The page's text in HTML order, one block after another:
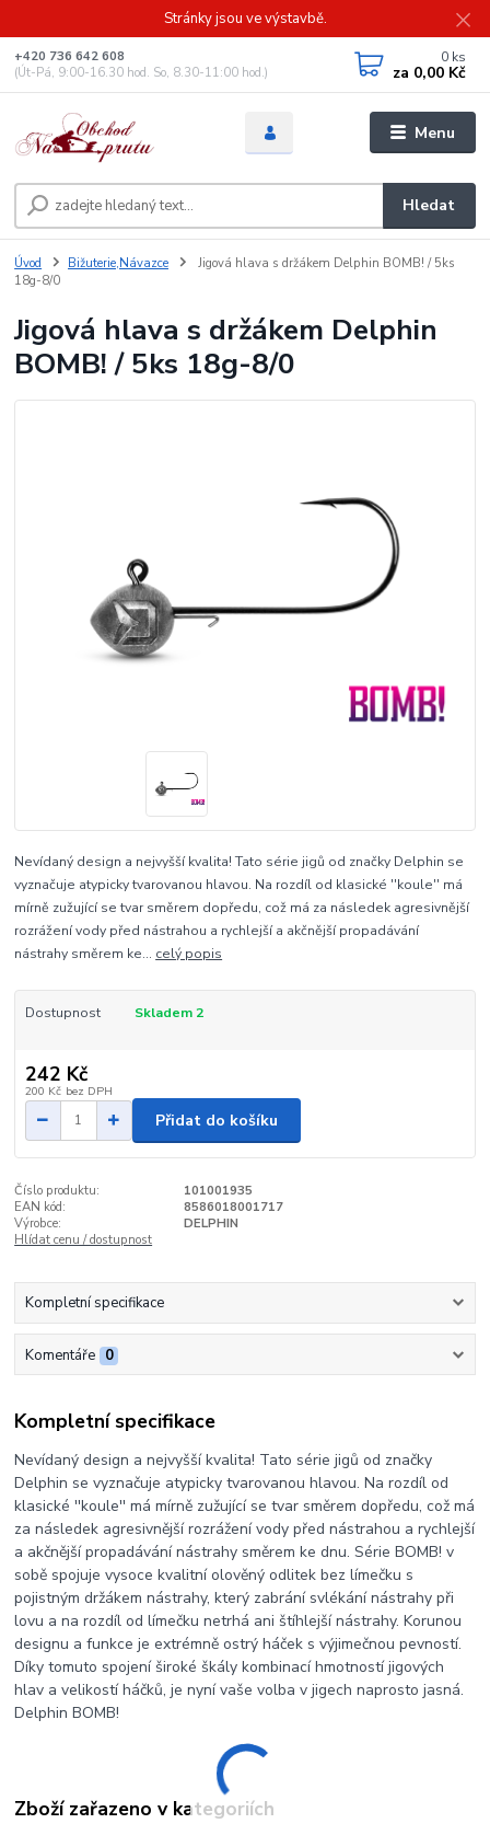
Stránky jsou ve výstavbě.
Menu
Hledat
+420 736 642 608
(Út-Pá, 9:00-16.30 hod. So, 8.30-11:00 hod.)
0 ks
za 0,00 Kč
Úvod Bižuterie,Návazce
Jigová hlava s držákem Delphin BOMB! / 5ks
18g-8/0
Jigová hlava s držákem Delphin
BOMB! / 5ks 18g-8/0
Nevídaný design a nejvyšší kvalita! Tato série jigů od značky Delphin se
vyznačuje atypicky tvarovanou hlavou. Na rozdíl od klasické ''koule'' má
mírně zužující se tvar směrem dopředu, což má za následek agresivnější
rozrážení vody před nástrahou a rychlejší a akčnější propadávání
nástrahy směrem ke... celý popis
Dostupnost Skladem 2
242 Kč
200 Kč bez DPH
Přidat do košíku
Číslo produktu:
101001935
EAN kód:
8586018001717
Výrobce:
DELPHIN
Hlídat cenu / dostupnost
Kompletní specifikace
Komentáře 0
Kompletní specifikace
Nevídaný design a nejvyšší kvalita! Tato série jigů od značky
Delphin se vyznačuje atypicky tvarovanou hlavou. Na rozdíl od
klasické ''koule'' má mírně zužující se tvar směrem dopředu, což má
za následek agresivnější rozrážení vody před nástrahou a rychlejší
a akčnější propadávání nástrahy směrem ke dnu. Série BOMB! v
sobě spojuje vysoce kvalitní olověný odlitek bez límečku s
pojistným držákem nástrahy, který zabrání svlékání nástrahy při
lovu a na rozdíl od límečku netrhá ani štíhlejší nástrahy. Korunou
designu a funkce je extrémně ostrý háček s výjimečnou pevností.
Díky tomuto spojení široké škály kombinací hmotností jigových
hlav a velikostí háčků, je nyní vaše volba v jigech naprosto jasná.
Delphin BOMB!
Zboží zařazeno v kategoriích